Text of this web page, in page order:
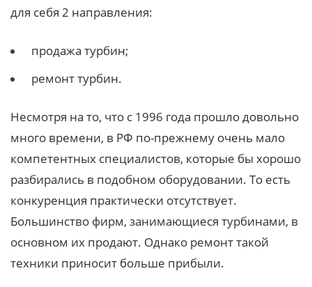
для себя 2 направления:
продажа турбин;
ремонт турбин.
Несмотря на то, что с 1996 года прошло довольно
много времени, в РФ по-прежнему очень мало
компетентных специалистов, которые бы хорошо
разбирались в подобном оборудовании. То есть
конкуренция практически отсутствует.
Большинство фирм, занимающиеся турбинами, в
основном их продают. Однако ремонт такой
техники приносит больше прибыли.